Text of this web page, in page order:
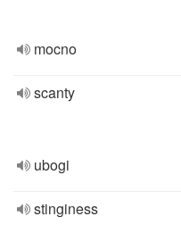
mocno
scanty
ubogi
stinginess